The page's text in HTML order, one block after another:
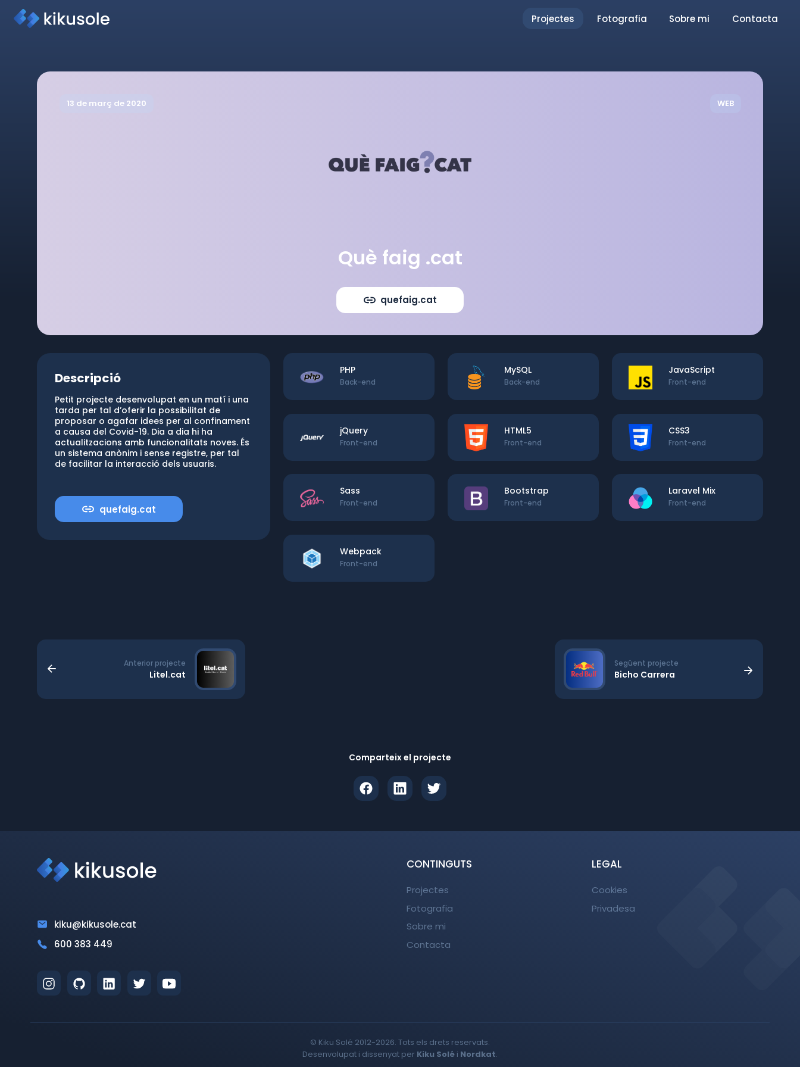
Projectes Fotografia Sobre mi Contacta
13 de març de 2020 WEB
Què faig .cat
quefaig.cat
Descripció
Petit projecte desenvolupat en un matí i una
tarda per tal d’oferir la possibilitat de
proposar o agafar idees per al confinament
a causa del Covid-19. Dia a dia hi ha
actualitzacions amb funcionalitats noves. És
un sistema anònim i sense registre, per tal
de facilitar la interacció dels usuaris.
quefaig.cat
PHP
Back-end
MySQL
Back-end
JavaScript
Front-end
jQuery
Front-end
HTML5
Front-end
CSS3
Front-end
Sass
Front-end
Bootstrap
Front-end
Laravel Mix
Front-end
Webpack
Front-end
Anterior projecte
Litel.cat
Següent projecte
Bicho Carrera
Comparteix el projecte
kiku@kikusole.cat
600 383 449
CONTINGUTS
Projectes
Fotografia
Sobre mi
Contacta
LEGAL
Cookies
Privadesa
© Kiku Solé 2012-2026. Tots els drets reservats.
Desenvolupat i dissenyat per Kiku Solé i Nordkat.